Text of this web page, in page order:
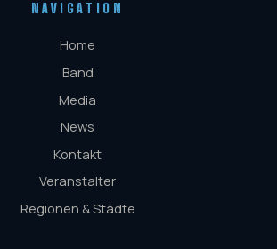
NAVIGATION
Home
Band
Media
News
Kontakt
Veranstalter
Regionen & Städte